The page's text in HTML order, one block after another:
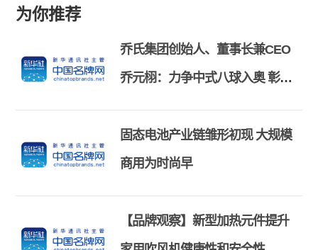
为你推荐
乔氏集团创始人、董事长兼CEO
乔元栩：力争中式八球入奥 彰显
和合共生精神
固态电池产业链雏形初现 大规模
商用为时尚早
【品牌观察】新型加热元件提升